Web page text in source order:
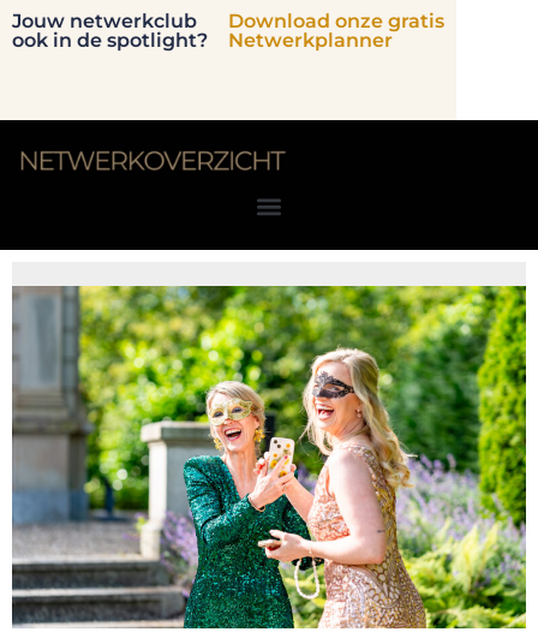
Jouw netwerkclub
ook in de spotlight?
Download onze gratis
Netwerkplanner